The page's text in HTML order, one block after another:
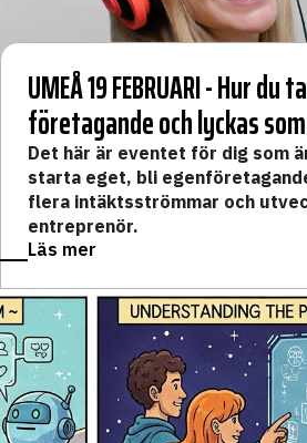
UMEÅ 19 FEBRUARI - Hur
företagande och lyckas
Det här är eventet för dig som
starta eget, bli
flera intäktsströmmar och
entreprenör.
Läs mer